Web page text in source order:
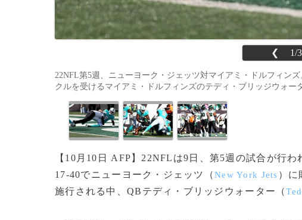
❮ 1/3
22NFL第5週、ニューヨーク・ジェッツ対マイアミ・ドルフィン
クルを受けるマイアミ・ドルフィンズのテディ・ブリッジウォー
【10月10日 AFP】22NFLは9日、第5週の試合が行
17-40でニューヨーク・ジェッツ（New York Jets ）に
施行される中、QBテディ・ブリッジウォーター（